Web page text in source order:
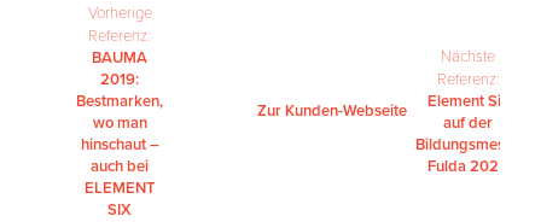
Vorherige
Referenz:
BAUMA
2019:
Bestmarken,
wo man
hinschaut –
auch bei
ELEMENT
SIX
Zur Kunden-Webseite
Nächste
Referenz:
Element Six
auf der
Bildungsmesse
Fulda 2025